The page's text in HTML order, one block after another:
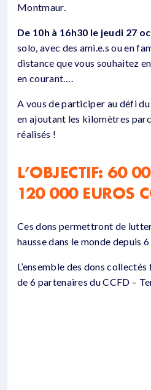
Montmaur.
De 10h à 16h30 le jeudi 27
solo, avec des ami.e.s ou en
distance que vous souhaitez
en courant….
A vous de participer au défi
en ajoutant les kilomètres
réalisés !
L’OBJECTIF: 60
120 000 EUROS
Ces dons permettront de
hausse dans le monde depuis 6
L’ensemble des dons
de 6 partenaires du CCFD –